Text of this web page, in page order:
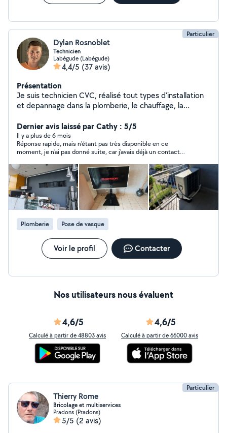
Particulier
Dylan Rosnoblet
Technicien
Labégude (Labégude)
4,4/5 (37 avis)
Présentation
Je suis technicien CVC, réalisé tout types d'installation
et depannage dans la plomberie, le chauffage, la
l'outillage nécessaire. Professionnel mais pas encore à
mon compte. J'ai un camion pour débarrasser des
affaires. Soudure : chalumeau, arc, TIG réparation
chaise, table, meuble... Cuisine, salle de bain, dressing,
porte coulissante sur mesure
Dernier avis laissé par Cathy : 5/5
Il y a plus de 6 mois
Réponse rapide, mais n'étant pas très disponible en ce
moment, je n'ai pas donné suite, car j'avais déjà un contact
chantier. Peut être une prochaine fois.
Plomberie Pose de vasque
Voir le profil Contacter
Nos utilisateurs nous évaluent
4,6/5
Calculé à partir de 48803 avis
4,6/5
Calculé à partir de 66000 avis
Particulier
Thierry Rome
Bricolage et multiservices
Pradons (Pradons)
5/5 (2 avis)